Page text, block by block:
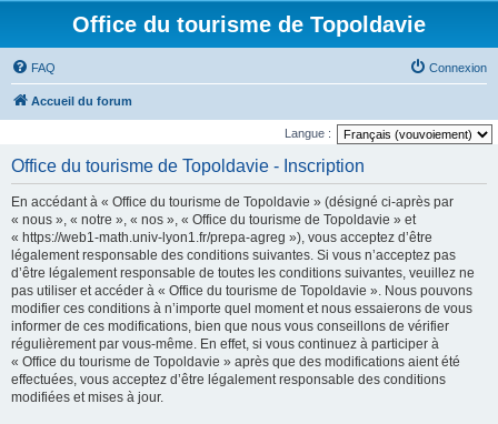
Office du tourisme de Topoldavie
FAQ Connexion
Accueil du forum
Langue :
Office du tourisme de Topoldavie - Inscription
En accédant à « Office du tourisme de Topoldavie » (désigné ci-après par
« nous », « notre », « nos », « Office du tourisme de Topoldavie » et
« https://web1-math.univ-lyon1.fr/prepa-agreg »), vous acceptez d’être
légalement responsable des conditions suivantes. Si vous n’acceptez pas
d’être légalement responsable de toutes les conditions suivantes, veuillez ne
pas utiliser et accéder à « Office du tourisme de Topoldavie ». Nous pouvons
modifier ces conditions à n’importe quel moment et nous essaierons de vous
informer de ces modifications, bien que nous vous conseillons de vérifier
régulièrement par vous-même. En effet, si vous continuez à participer à
« Office du tourisme de Topoldavie » après que des modifications aient été
effectuées, vous acceptez d’être légalement responsable des conditions
modifiées et mises à jour.